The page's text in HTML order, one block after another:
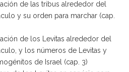
de las tribus alrededor del
y su orden para marchar (cap.
de los Levitas alrededor del
y los números de Levitas y
de Israel (cap. 3)